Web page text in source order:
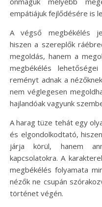
empátiájuk fejlődésére is
A végső megbékélés
hiszen a szereplők
megoldás, hanem a
megbékélés
reményt adnak a
nem véglegesen
hajlandóak vagyunk
A harag tüze tehát egy
és elgondolkodtató,
járja körül, hanem
kapcsolatokra. A
megbékélés folyamata
nézők ne csupán
történet végén.